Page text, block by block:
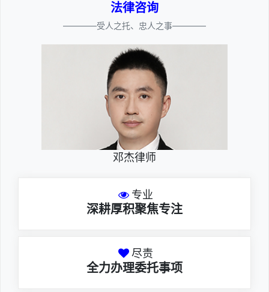
法律咨询
————受人之托、忠人之事————
邓杰律师
专业
深耕厚积聚焦专注
尽责
全力办理委托事项